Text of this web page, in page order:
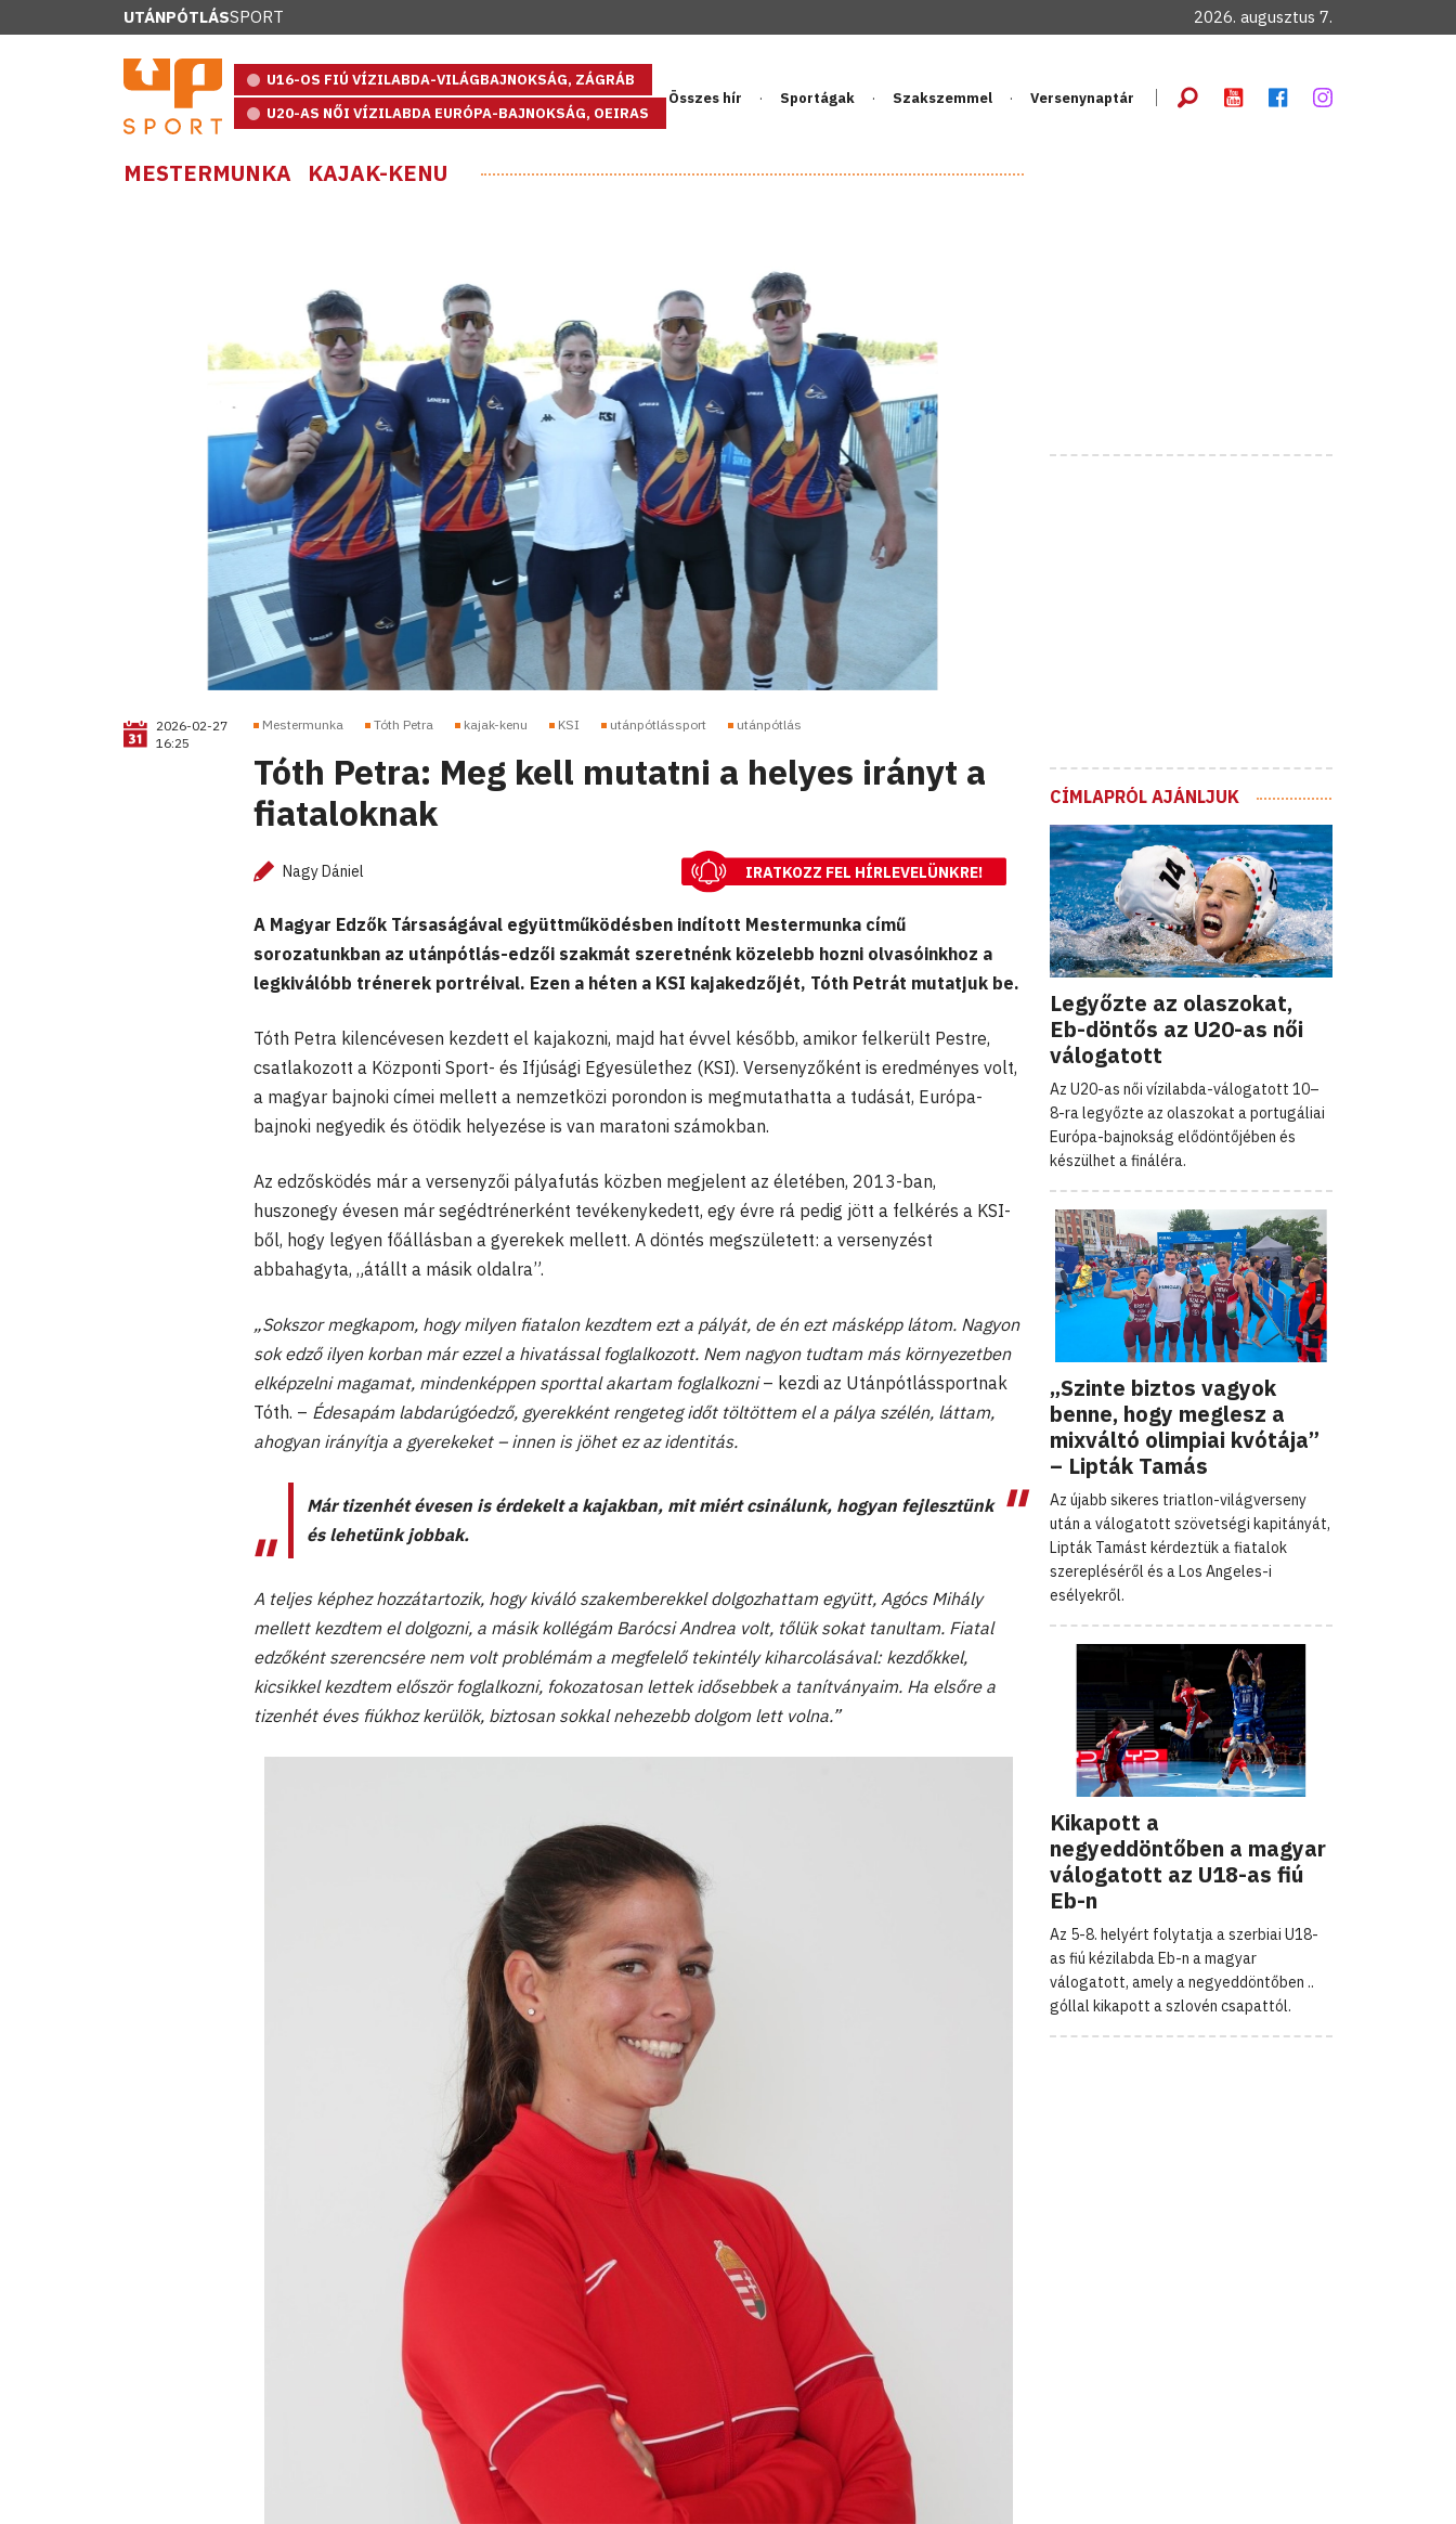
UTÁNPÓTLÁSSPORT 2026. augusztus 7.
U16-OS FIÚ VÍZILABDA-VILÁGBAJNOKSÁG, ZÁGRÁB
U20-AS NŐI VÍZILABDA EURÓPA-BAJNOKSÁG, OEIRAS
Összes hír Sportágak Szakszemmel Versenynaptár
MESTERMUNKA KAJAK-KENU
2026-02-27
16:25
Mestermunka Tóth Petra kajak-kenu KSI utánpótlássport utánpótlás
Tóth Petra: Meg kell mutatni a helyes irányt a
fiataloknak
Nagy Dániel IRATKOZZ FEL HÍRLEVELÜNKRE!
A Magyar Edzők Társaságával együttműködésben indított Mestermunka című
sorozatunkban az utánpótlás-edzői szakmát szeretnénk közelebb hozni olvasóinkhoz a
legkiválóbb trénerek portréival. Ezen a héten a KSI kajakedzőjét, Tóth Petrát mutatjuk be.
Tóth Petra kilencévesen kezdett el kajakozni, majd hat évvel később, amikor felkerült Pestre,
csatlakozott a Központi Sport- és Ifjúsági Egyesülethez (KSI). Versenyzőként is eredményes volt,
a magyar bajnoki címei mellett a nemzetközi porondon is megmutathatta a tudását, Európa-
bajnoki negyedik és ötödik helyezése is van maratoni számokban.
Az edzősködés már a versenyzői pályafutás közben megjelent az életében, 2013-ban,
huszonegy évesen már segédtrénerként tevékenykedett, egy évre rá pedig jött a felkérés a KSI-
ből, hogy legyen főállásban a gyerekek mellett. A döntés megszületett: a versenyzést
abbahagyta, „átállt a másik oldalra”.
„Sokszor megkapom, hogy milyen fiatalon kezdtem ezt a pályát, de én ezt másképp látom. Nagyon
sok edző ilyen korban már ezzel a hivatással foglalkozott. Nem nagyon tudtam más környezetben
elképzelni magamat, mindenképpen sporttal akartam foglalkozni– kezdi az Utánpótlássportnak
Tóth. – Édesapám labdarúgóedző, gyerekként rengeteg időt töltöttem el a pálya szélén, láttam,
ahogyan irányítja a gyerekeket – innen is jöhet ez az identitás.
Már tizenhét évesen is érdekelt a kajakban, mit miért csinálunk, hogyan fejlesztünk
és lehetünk jobbak.
A teljes képhez hozzátartozik, hogy kiváló szakemberekkel dolgozhattam együtt, Agócs Mihály
mellett kezdtem el dolgozni, a másik kollégám Barócsi Andrea volt, tőlük sokat tanultam. Fiatal
edzőként szerencsére nem volt problémám a megfelelő tekintély kiharcolásával: kezdőkkel,
kicsikkel kezdtem először foglalkozni, fokozatosan lettek idősebbek a tanítványaim. Ha elsőre a
tizenhét éves fiúkhoz kerülök, biztosan sokkal nehezebb dolgom lett volna.”
CÍMLAPRÓL AJÁNLJUK
Legyőzte az olaszokat,
Eb-döntős az U20-as női
válogatott
Az U20-as női vízilabda-válogatott 10–
8-ra legyőzte az olaszokat a portugáliai
Európa-bajnokság elődöntőjében és
készülhet a fináléra.
„Szinte biztos vagyok
benne, hogy meglesz a
mixváltó olimpiai kvótája”
– Lipták Tamás
Az újabb sikeres triatlon-világverseny
után a válogatott szövetségi kapitányát,
Lipták Tamást kérdeztük a fiatalok
szerepléséről és a Los Angeles-i
esélyekről.
Kikapott a
negyeddöntőben a magyar
válogatott az U18-as fiú
Eb-n
Az 5-8. helyért folytatja a szerbiai U18-
as fiú kézilabda Eb-n a magyar
válogatott, amely a negyeddöntőben ..
góllal kikapott a szlovén csapattól.